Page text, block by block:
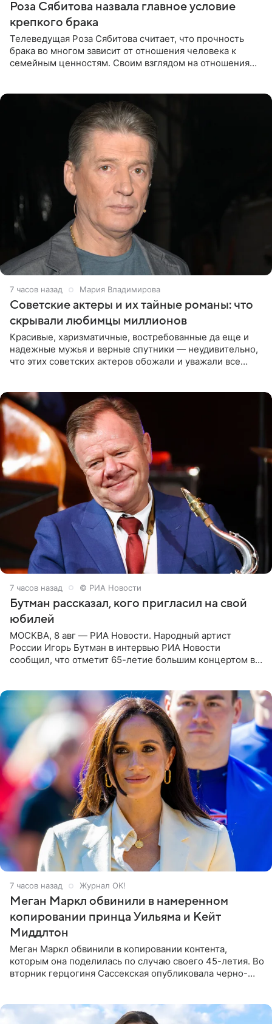
Роза Сябитова назвала главное условие
крепкого брака
Телеведущая Роза Сябитова считает, что прочность
брака во многом зависит от отношения человека к
семейным ценностям. Своим взглядом на отношения
7 часов назад Мария Владимирова
Советские актеры и их тайные романы: что
скрывали любимцы миллионов
Красивые, харизматичные, востребованные да еще и
надежные мужья и верные спутники — неудивительно,
что этих советских актеров обожали и уважали все
7 часов назад © РИА Новости
Бутман рассказал, кого пригласил на свой
юбилей
МОСКВА, 8 авг — РИА Новости. Народный артист
России Игорь Бутман в интервью РИА Новости
сообщил, что отметит 65-летие большим концертом в
7 часов назад Журнал OK!
Меган Маркл обвинили в намеренном
копировании принца Уильяма и Кейт
Миддлтон
Меган Маркл обвинили в копировании контента,
которым она поделилась по случаю своего 45-летия. Во
вторник герцогиня Сассекская опубликовала черно-